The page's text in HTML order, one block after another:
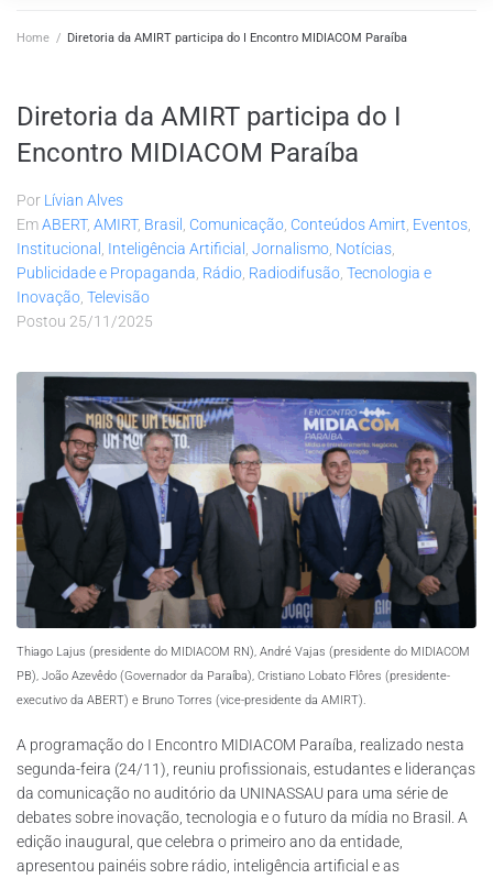
Home / Diretoria da AMIRT participa do I Encontro MIDIACOM Paraíba
Diretoria da AMIRT participa do I
Encontro MIDIACOM Paraíba
Por Lívian Alves
EmABERT, AMIRT, Brasil Comunicação Conteúdos Amirt Eventos
Institucional
Inteligência Artificial Jornalismo Notícias
Publicidade e Propaganda Rádio Radiodifusão Tecnologia e
Inovação Televisão
Postou 25/11/2025
Thiago Lajus (presidente do MIDIACOM RN), André Vajas (presidente do MIDIACOM
PB), João Azevêdo (Governador da Paraíba), Cristiano Lobato Flôres (presidente-
executivo da ABERT) e Bruno Torres (vice-presidente da AMIRT).
A programação do I Encontro MIDIACOM Paraíba, realizado nesta
segunda-feira (24/11), reuniu profissionais, estudantes e lideranças
da comunicação no auditório da UNINASSAU para uma série de
debates sobre inovação, tecnologia e o futuro da mídia no Brasil. A
edição inaugural, que celebra o primeiro ano da entidade,
apresentou painéis sobre rádio, inteligência artificial e as